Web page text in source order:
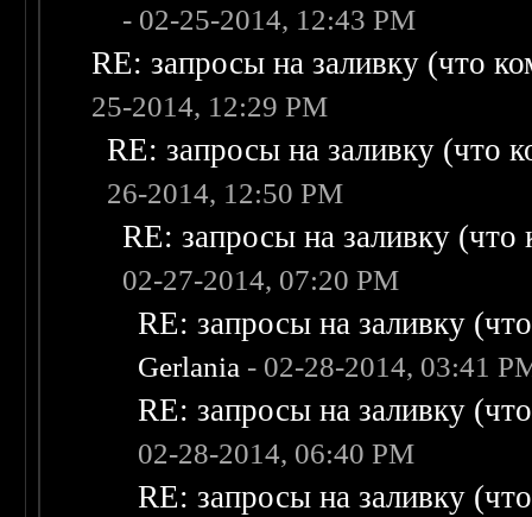
- 02-25-2014, 12:43 PM
RE: запросы на заливку (что
25-2014, 12:29 PM
RE: запросы на заливку (что
26-2014, 12:50 PM
RE: запросы на заливку
02-27-2014, 07:20 PM
RE: запросы на заливку
Gerlania - 02-28-2014, 03:41
RE: запросы на заливку
02-28-2014, 06:40 PM
RE: запросы на заливку